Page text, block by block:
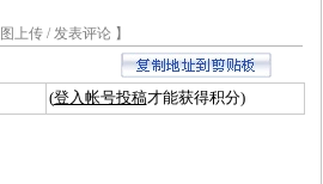
上传 / 发表评论 】
(登入帐号投稿才能获得积分)